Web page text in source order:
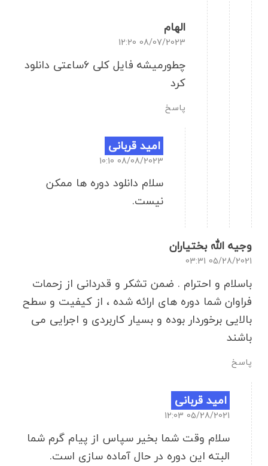
الهام
08/07/2023 12:20
چطورمیشه فایل کلی ۶ساعتی دانلود
کرد
پاسخ
امید قربانی
08/08/2023 10:10
سلام دانلود دوره ها ممکن
نیست.
وجیه الله بختیاران
05/28/2021 03:31
باسلام و احترام . ضمن تشکر و قدردانی از زحمات
فراوان شما دوره های ارائه شده ، از کیفیت و سطح
بالایی برخوردار بوده و بسیار کاربردی و اجرایی می
باشند
پاسخ
امید قربانی
05/28/2021 12:03
سلام وقت شما بخیر سپاس از پیام گرم شما
البته این دوره در حال آماده سازی است.